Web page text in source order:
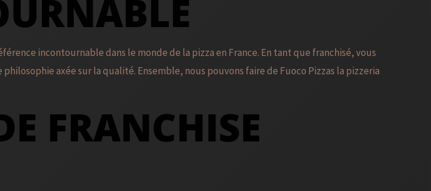
incontournable dans le monde de la pizza en France. En tant que franchisé, vous
axée sur la qualité. Ensemble, nous pouvons faire de Fuoco Pizzas la pizzeria
FRANCHISE